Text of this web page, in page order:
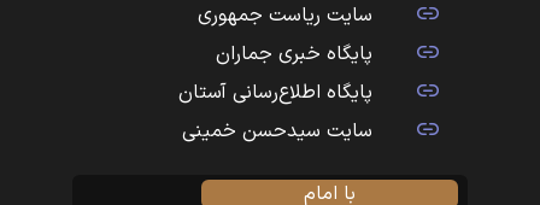
سایت ریاست جمهوری
پایگاه خبری جماران
پایگاه اطلاع‌رسانی آستان
سایت سیدحسن خمینی
با امام